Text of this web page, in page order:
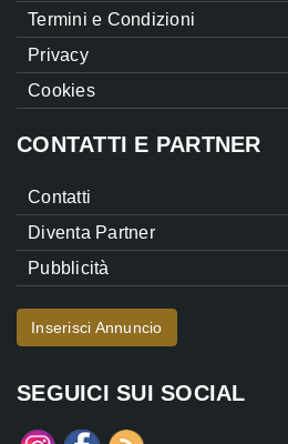
Termini e Condizioni
Privacy
Cookies
CONTATTI E PARTNER
Contatti
Diventa Partner
Pubblicità
Inserisci Annuncio
SEGUICI SUI SOCIAL